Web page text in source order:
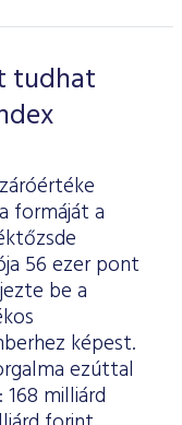
tudhat
formáját a
56 ezer pont
be a
képest.
ezúttal
milliárd